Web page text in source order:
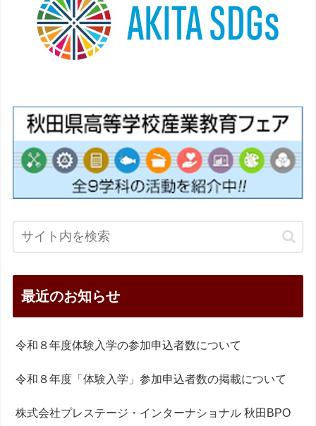
最近のお知らせ
令和８年度体験入学の参加申込者数について
令和８年度「体験入学」参加申込者数の掲載について
株式会社プレステージ・インターナショナル 秋田BPO